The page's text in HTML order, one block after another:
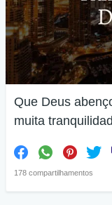
Que Deus
muita
178 compartilhamentos